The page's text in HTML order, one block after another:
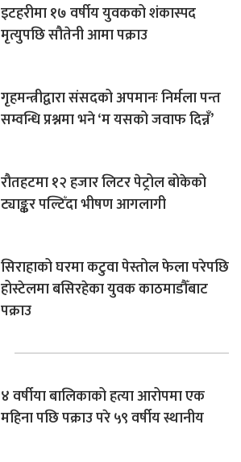
इटहरीमा १७ वर्षीय युवकको शंकास्पद
मृत्युपछि सौतेनी आमा पक्राउ
गृहमन्त्रीद्वारा संसदको अपमानः निर्मला पन्त
सम्वन्धि प्रश्नमा भने ‘म यसको जवाफ दिन्नँ’
रौतहटमा १२ हजार लिटर पेट्रोल बोकेको
ट्याङ्कर पल्टिँदा भीषण आगलागी
सिराहाको घरमा कटुवा पेस्तोल फेला परेपछि
होस्टेलमा बसिरहेका युवक काठमाडौँबाट
पक्राउ
४ वर्षीया बालिकाको हत्या आरोपमा एक
महिना पछि पक्राउ परे ५९ वर्षीय स्थानीय